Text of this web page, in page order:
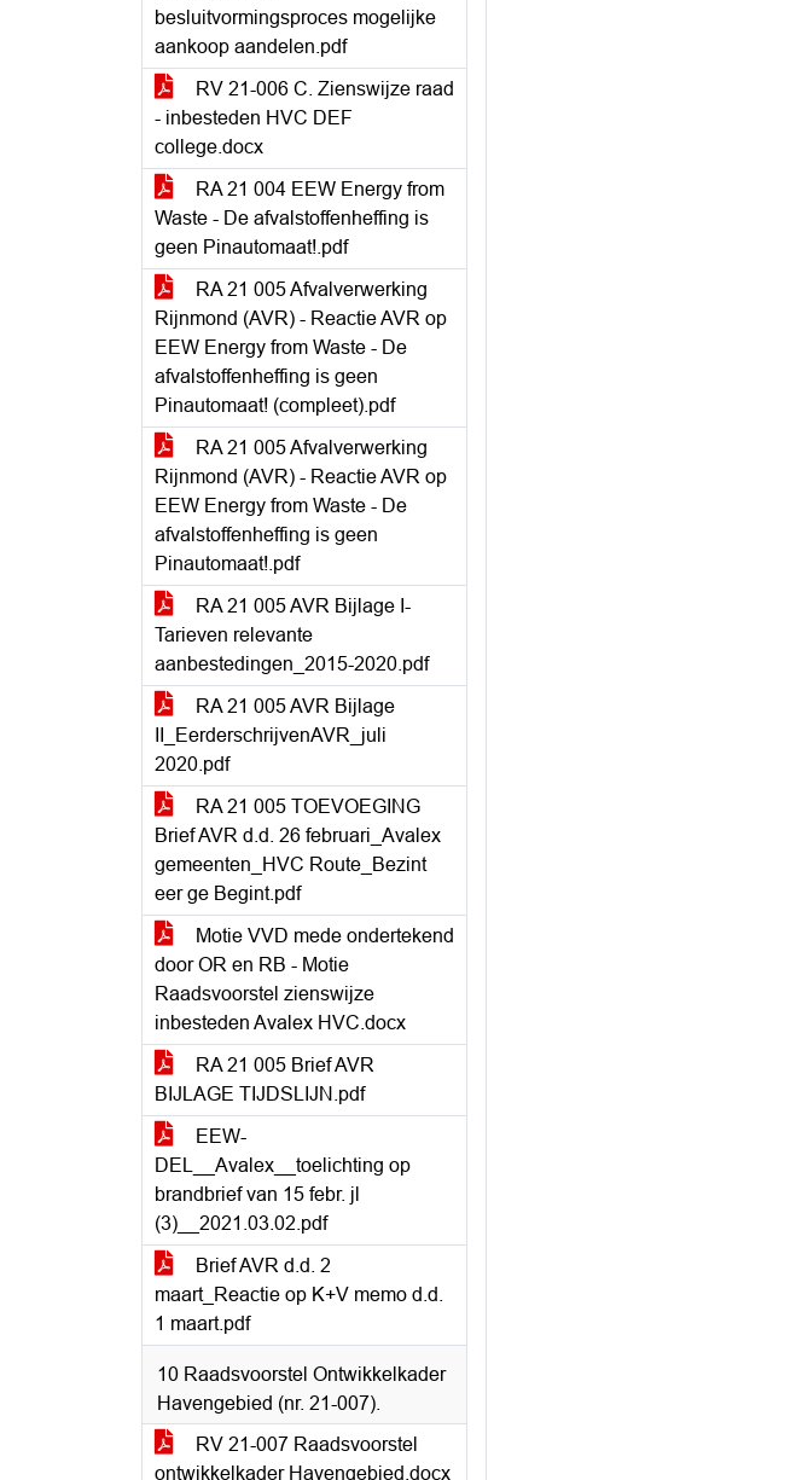
besluitvormingsproces mogelijke
aankoop aandelen.pdf
RV 21-006 C. Zienswijze raad
- inbesteden HVC DEF
college.docx
RA 21 004 EEW Energy from
Waste - De afvalstoffenheffing is
geen Pinautomaat!.pdf
RA 21 005 Afvalverwerking
Rijnmond (AVR) - Reactie AVR op
EEW Energy from Waste - De
afvalstoffenheffing is geen
Pinautomaat! (compleet).pdf
RA 21 005 Afvalverwerking
Rijnmond (AVR) - Reactie AVR op
EEW Energy from Waste - De
afvalstoffenheffing is geen
Pinautomaat!.pdf
RA 21 005 AVR Bijlage I-
Tarieven relevante
aanbestedingen_2015-2020.pdf
RA 21 005 AVR Bijlage
II_EerderschrijvenAVR_juli
2020.pdf
RA 21 005 TOEVOEGING
Brief AVR d.d. 26 februari_Avalex
gemeenten_HVC Route_Bezint
eer ge Begint.pdf
Motie VVD mede ondertekend
door OR en RB - Motie
Raadsvoorstel zienswijze
inbesteden Avalex HVC.docx
RA 21 005 Brief AVR
BIJLAGE TIJDSLIJN.pdf
EEW-
DEL__Avalex__toelichting op
brandbrief van 15 febr. jl
(3)__2021.03.02.pdf
Brief AVR d.d. 2
maart_Reactie op K+V memo d.d.
1 maart.pdf
10 Raadsvoorstel Ontwikkelkader
Havengebied (nr. 21-007).
RV 21-007 Raadsvoorstel
ontwikkelkader Havengebied.docx